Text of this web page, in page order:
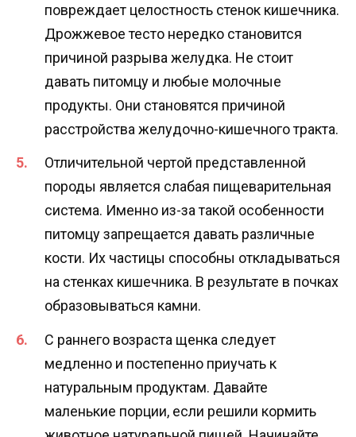
повреждает целостность стенок кишечника.
Дрожжевое тесто нередко становится
причиной разрыва желудка. Не стоит
давать питомцу и любые молочные
продукты. Они становятся причиной
расстройства желудочно-кишечного тракта.
Отличительной чертой представленной
породы является слабая пищеварительная
система. Именно из-за такой особенности
питомцу запрещается давать различные
кости. Их частицы способны откладываться
на стенках кишечника. В результате в почках
образовываться камни.
С раннего возраста щенка следует
медленно и постепенно приучать к
натуральным продуктам. Давайте
маленькие порции, если решили кормить